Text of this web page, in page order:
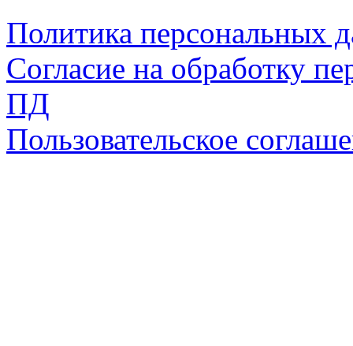
Политика персональных
Согласие на обработку
ПД
Пользовательское